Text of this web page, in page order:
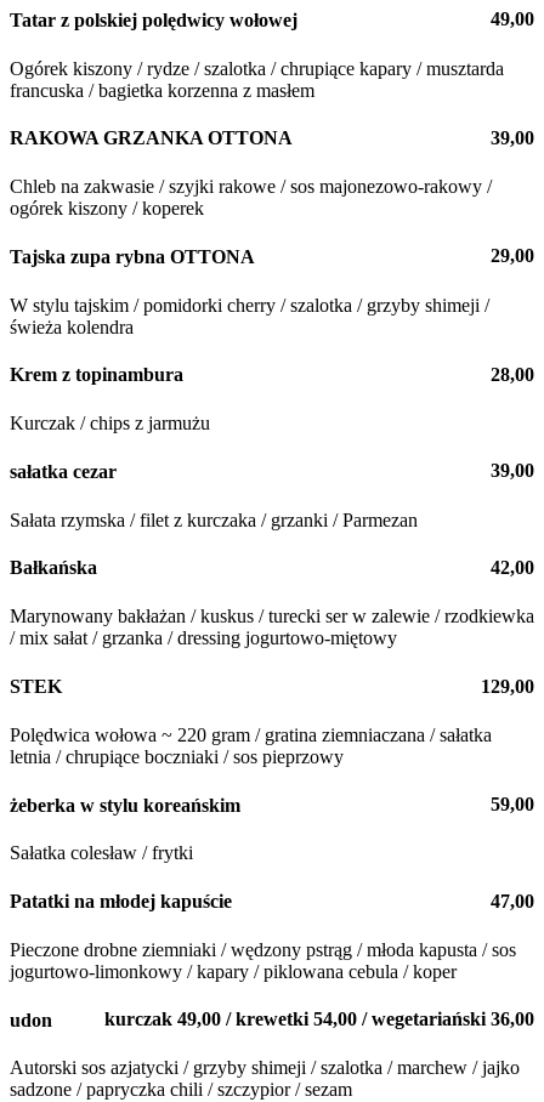
Tatar z polskiej polędwicy wołowej 49,00
Ogórek kiszony / rydze / szalotka / chrupiące kapary / musztarda
francuska / bagietka korzenna z masłem
RAKOWA GRZANKA OTTONA 39,00
Chleb na zakwasie / szyjki rakowe / sos majonezowo-rakowy /
ogórek kiszony / koperek
Tajska zupa rybna OTTONA 29,00
W stylu tajskim / pomidorki cherry / szalotka / grzyby shimeji /
świeża kolendra
Krem z topinambura 28,00
Kurczak / chips z jarmużu
sałatka cezar 39,00
Sałata rzymska / filet z kurczaka / grzanki / Parmezan
Bałkańska 42,00
Marynowany bakłażan / kuskus / turecki ser w zalewie / rzodkiewka
/ mix sałat / grzanka / dressing jogurtowo-miętowy
STEK 129,00
Polędwica wołowa ~ 220 gram / gratina ziemniaczana / sałatka
letnia / chrupiące boczniaki / sos pieprzowy
żeberka w stylu koreańskim 59,00
Sałatka colesław / frytki
Patatki na młodej kapuście 47,00
Pieczone drobne ziemniaki / wędzony pstrąg / młoda kapusta / sos
jogurtowo-limonkowy / kapary / piklowana cebula / koper
udon kurczak 49,00 / krewetki 54,00 / wegetariański 36,00
Autorski sos azjatycki / grzyby shimeji / szalotka / marchew / jajko
sadzone / papryczka chili / szczypior / sezam